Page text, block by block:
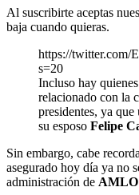
Al suscribirte aceptas
baja cuando quieras.
https://twitter.com/
s=20
Incluso hay
relacionado con la
presidentes, ya
su esposo Felipe
Sin embargo, cabe
asegurado hoy día ya no
administración de AMLO